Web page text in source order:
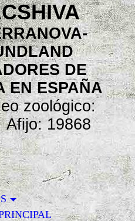
DE
EN ESPAÑA
zoológico:
19868